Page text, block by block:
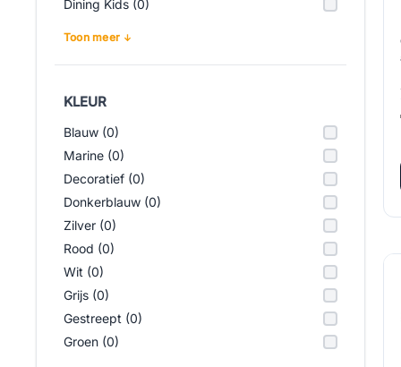
Dining Kids (0)
Toon meer
KLEUR
Blauw (0)
Marine (0)
Decoratief (0)
Donkerblauw (0)
Zilver (0)
Rood (0)
Wit (0)
Grijs (0)
Gestreept (0)
Groen (0)